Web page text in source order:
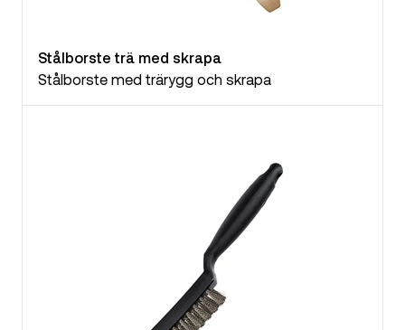
Stålborste trä med skrapa
Stålborste med trärygg och skrapa